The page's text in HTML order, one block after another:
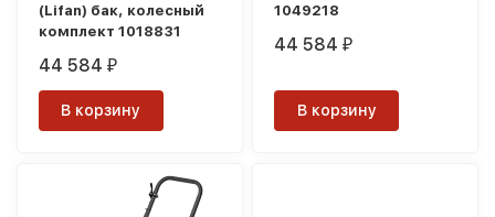
(Lifan) бак, колесный
комплект 1018831
44 584₽
В корзину
1049218
44 584₽
В корзину